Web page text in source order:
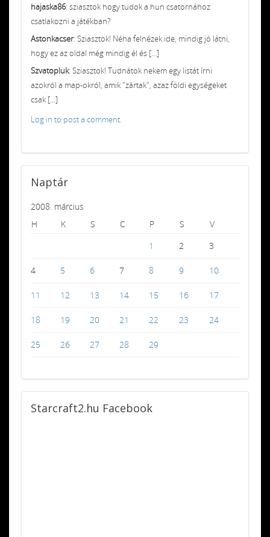
hajaska86: sziasztok hogy tudok a hun csatornához
csatlakozni a játékban?
Astonkacser: Sziasztok! Néha felnézek ide, mindig jó látni,
hogy ez az oldal még mindig él és [...]
Szvatopluk: Sziasztok! Tudnátok nekem egy listát írni
azokról a map-okról, amik "zártak", azaz földi egységeket
csak [...]
Log in to post a comment.
Naptár
2008. március
H
K S C P S
V
1
2 3
4 5 6 7 8 9 10
11 12 13 14 15 16 17
18 19 20 21 22 23 24
25 26 27 28 29
Starcraft2.hu Facebook